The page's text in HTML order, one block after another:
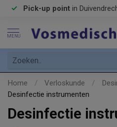
Pick-up point in
MENU
Home / Verloskunde /
Desinfectie instrumenten
Desinfectie